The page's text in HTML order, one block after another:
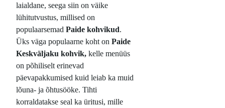
laialdane, seega siin on väike
lühitutvustus, millised on
populaarsemad Paide kohvikud.
Üks väga populaarne koht on Paide
Keskväljaku kohvik, kelle menüüs
on põhiliselt erinevad
päevapakkumised kuid leiab ka muid
lõuna- ja õhtusööke. Tihti
korraldatakse seal ka üritusi, mille